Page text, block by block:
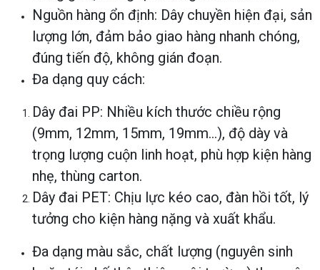
Nguồn hàng ổn định: Dây chuyền hiện đại, sản
lượng lớn, đảm bảo giao hàng nhanh chóng,
đúng tiến độ, không gián đoạn.
Đa dạng quy cách:
Dây đai PP: Nhiều kích thước chiều rộng
(9mm, 12mm, 15mm, 19mm…), độ dày và
trọng lượng cuộn linh hoạt, phù hợp kiện hàng
nhẹ, thùng carton.
Dây đai PET: Chịu lực kéo cao, đàn hồi tốt, lý
tưởng cho kiện hàng nặng và xuất khẩu.
Đa dạng màu sắc, chất lượng (nguyên sinh